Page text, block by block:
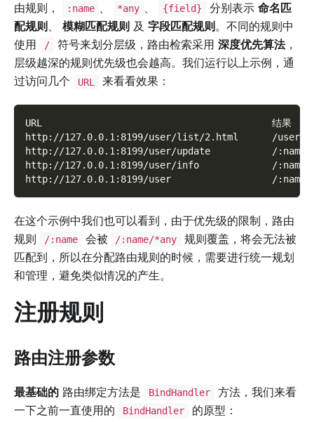
由规则，
:name 、 *any 、 {field} 分别表示 命名匹
配规则 、 模糊匹配规则 及 字段匹配规则 。不同的规则中
使用
/ 符号来划分层级，路由检索采用 深度优先算法，
层级越深的规则优先级也会越高。我们运行以上示例，通
过访问几个
URL 来看看效果：
URL                                         结果
http://127.0.0.1:8199/user/list/2.html      /
http://127.0.0.1:8199/user/update           /:name/
http://127.0.0.1:8199/user/info             /:name/
http://127.0.0.1:8199/user                  /:name/
在这个示例中我们也可以看到，由于优先级的限制，路由
规则
/:name 会被 /:name/*any
规则覆盖，将会无法被
匹配到，所以在分配路由规则的时候，需要进行统一规划
和管理，避免类似情况的产生。
注册规则
路由注册参数
最基础的 路由绑定方法是 BindHandler
方法，我们来看
一下之前一直使用的
BindHandler 的原型：